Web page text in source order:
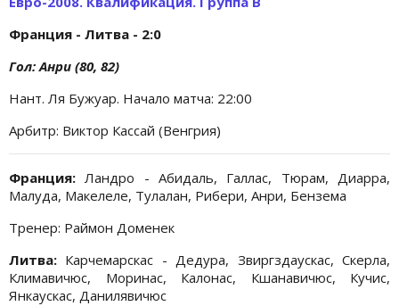
Франция - Литва - 2:0
Гол: Анри (80, 82)
Нант. Ля Бужуар. Начало матча: 22:00
Арбитр: Виктор Кассай (Венгрия)
Франция: Ландро - Абидаль, Галлас, Тюрам, Диарра,
Малуда, Макелеле, Тулалан, Рибери, Анри, Бензема
Тренер: Раймон Доменек
Литва: Карчемарскас - Дедура, Звиргздаускас, Скерла,
Климавичюс, Моринас, Калонас, Кшанавичюс, Кучис,
Янкаускас, Данилявичюс